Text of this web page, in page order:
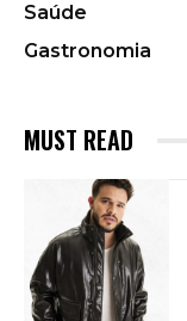
Saúde
Gastronomia
MUST READ